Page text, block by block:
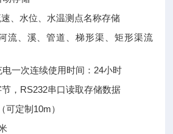
水位、水温测点名称存储
流、溪、管道、梯形渠、矩形渠流
一次连续使用时间：24小时
，RS232串口读取存储数据
可定制10m）